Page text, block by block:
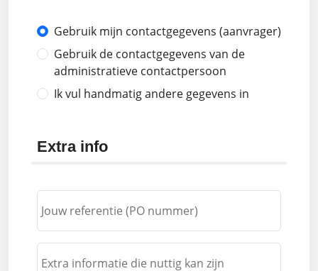
Gebruik mijn contactgegevens (aanvrager)
Gebruik de contactgegevens van de
administratieve contactpersoon
Ik vul handmatig andere gegevens in
Extra info
Jouw referentie (PO nummer)
Extra informatie die nuttig kan zijn